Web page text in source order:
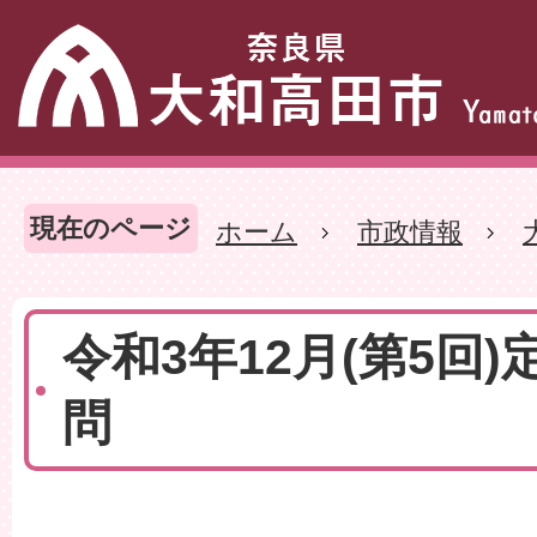
現在のページ ホーム 市政情報
令和3年12月(第5回)
問